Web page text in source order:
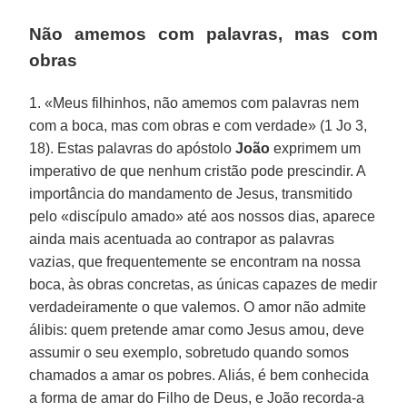
Não amemos com palavras, mas com
obras
1. «Meus filhinhos, não amemos com palavras nem
com a boca, mas com obras e com verdade» (1 Jo 3,
18). Estas palavras do apóstoloJoão exprimem um
imperativo de que nenhum cristão pode prescindir. A
importância do mandamento de Jesus, transmitido
pelo «discípulo amado» até aos nossos dias, aparece
ainda mais acentuada ao contrapor as palavras
vazias, que frequentemente se encontram na nossa
boca, às obras concretas, as únicas capazes de medir
verdadeiramente o que valemos. O amor não admite
álibis: quem pretende amar como Jesus amou, deve
assumir o seu exemplo, sobretudo quando somos
chamados a amar os pobres. Aliás, é bem conhecida
a forma de amar do Filho de Deus, e João recorda-a